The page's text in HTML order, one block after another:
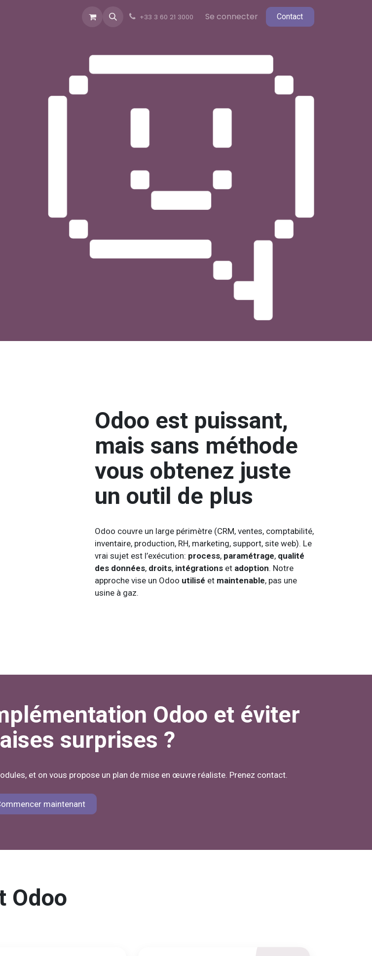
+33 3 60 21 3000 Se connecter C​​ontact
Odoo est puissant,
mais sans méthode
vous obtenez juste
un outil de plus
Odoo couvre un large périmètre (CRM, ventes, comptabilité,
inventaire, production, RH, marketing, support, site web). Le
vrai sujet est l’exécution: process, paramétrage, qualité
des données, droits, intégrations et adoption. Notre
approche vise un Odoo utilisé et maintenable, pas une
usine à gaz.
Odoo et éviter
surprises ?
et on vous propose un plan de mise en œuvre réaliste. Prenez contact.
maintenant
Odoo